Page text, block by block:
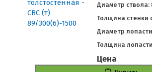
Диаметр ствола:
Толщина стенки
Диаметр
Толщина
Цена